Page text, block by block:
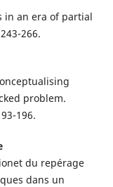
in an era of partial
266.
problem.
196.
du repérage
dans un